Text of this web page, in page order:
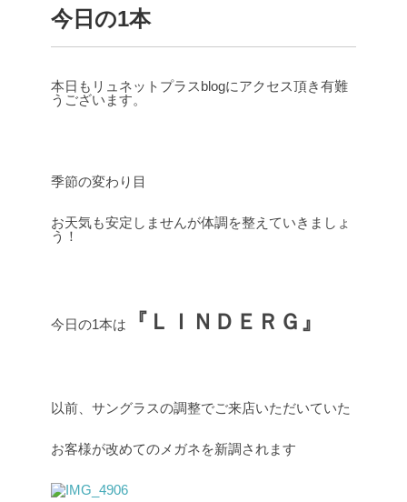
今日の1本
本日もリュネットプラスblogにアクセス頂き有難
うございます。
季節の変わり目
お天気も安定しませんが体調を整えていきましょ
う！
今日の1本は 『ＬＩＮＤＥＲＧ』
以前、サングラスの調整でご来店いただいていた
お客様が改めてのメガネを新調されます